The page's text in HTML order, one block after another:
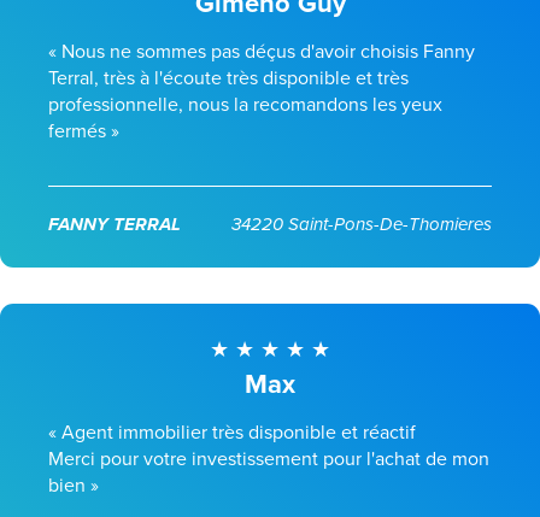
« Nous ne sommes pas déçus d'avoir choisis Fanny
Terral, très à l'écoute très disponible et très
professionnelle, nous la recomandons les yeux
fermés »
FANNY TERRAL 34220 Saint-Pons-De-Thomieres
Max
« Agent immobilier très disponible et réactif
Merci pour votre investissement pour l'achat de mon
bien »